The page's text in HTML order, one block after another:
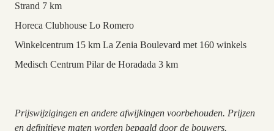
Strand 7 km
Horeca Clubhouse Lo Romero
Winkelcentrum 15 km La Zenia Boulevard met 160 winkels
Medisch Centrum Pilar de Horadada 3 km
Prijswijzigingen en andere afwijkingen voorbehouden. Prijzen
en definitieve maten worden bepaald door de bouwers.